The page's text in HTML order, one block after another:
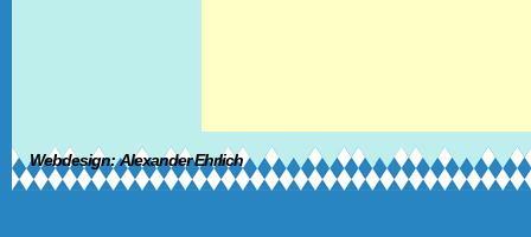
Webdesign: Alexander Ehrlich